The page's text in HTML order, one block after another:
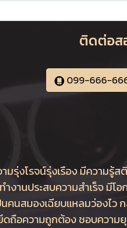
ติดต่อ
099-666-
ามรุ่งโรจน์รุ่งเรือง มีความ
งานประสบความสำเร็จ มีโ
คนสมองเฉียบแหลมว่องไว
ดถือความถูกต้อง ชอบความ